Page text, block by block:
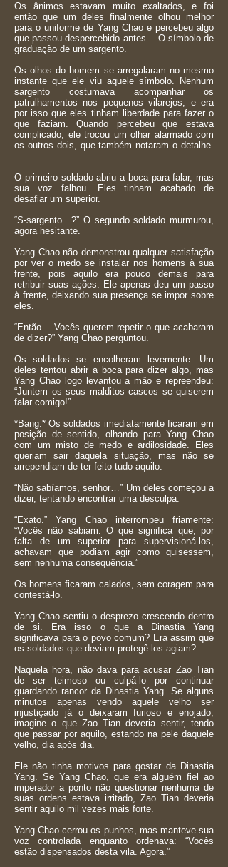
Os ânimos estavam muito exaltados, e foi
então que um deles finalmente olhou melhor
para o uniforme de Yang Chao e percebeu algo
que passou despercebido antes… O símbolo de
graduação de um sargento.
Os olhos do homem se arregalaram no mesmo
instante que ele viu aquele símbolo. Nenhum
sargento costumava acompanhar os
patrulhamentos nos pequenos vilarejos, e era
por isso que eles tinham liberdade para fazer o
que faziam. Quando percebeu que estava
complicado, ele trocou um olhar alarmado com
os outros dois, que também notaram o detalhe.
O primeiro soldado abriu a boca para falar, mas
sua voz falhou. Eles tinham acabado de
desafiar um superior.
“S-sargento…?” O segundo soldado murmurou,
agora hesitante.
Yang Chao não demonstrou qualquer satisfação
por ver o medo se instalar nos homens à sua
frente, pois aquilo era pouco demais para
retribuir suas ações. Ele apenas deu um passo
à frente, deixando sua presença se impor sobre
eles.
“Então… Vocês querem repetir o que acabaram
de dizer?” Yang Chao perguntou.
Os soldados se encolheram levemente. Um
deles tentou abrir a boca para dizer algo, mas
Yang Chao logo levantou a mão e repreendeu:
“Juntem os seus malditos cascos se quiserem
falar comigo!”
*Bang.* Os soldados imediatamente ficaram em
posição de sentido, olhando para Yang Chao
com um misto de medo e ardilosidade. Eles
queriam sair daquela situação, mas não se
arrependiam de ter feito tudo aquilo.
“Não sabíamos, senhor…” Um deles começou a
dizer, tentando encontrar uma desculpa.
“Exato.” Yang Chao interrompeu friamente:
“Vocês não sabiam. O que significa que, por
falta de um superior para supervisioná-los,
achavam que podiam agir como quisessem,
sem nenhuma consequência.”
Os homens ficaram calados, sem coragem para
contestá-lo.
Yang Chao sentiu o desprezo crescendo dentro
de si. Era isso o que a Dinastia Yang
significava para o povo comum? Era assim que
os soldados que deviam protegê-los agiam?
Naquela hora, não dava para acusar Zao Tian
de ser teimoso ou culpá-lo por continuar
guardando rancor da Dinastia Yang. Se alguns
minutos apenas vendo aquele velho ser
injustiçado já o deixaram furioso e enojado,
imagine o que Zao Tian deveria sentir, tendo
que passar por aquilo, estando na pele daquele
velho, dia após dia.
Ele não tinha motivos para gostar da Dinastia
Yang. Se Yang Chao, que era alguém fiel ao
imperador a ponto não questionar nenhuma de
suas ordens estava irritado, Zao Tian deveria
sentir aquilo mil vezes mais forte.
Yang Chao cerrou os punhos, mas manteve sua
voz controlada enquanto ordenava: “Vocês
estão dispensados desta vila. Agora.”